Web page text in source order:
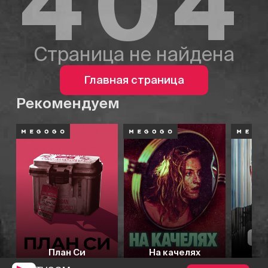
Страница не найдена
Главная страница
Рекомендуем
План Си На качелях